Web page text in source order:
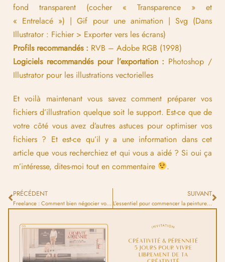
fond transparent (cocher « Transparence » et
« Entrelacé ») | Gif pour une animation | Svg (Dans
Illustrator : Fichier > Exporter vers les écrans)
Profils recommandés : RVB – Adobe RGB (1998)
Logiciels recommandés pour l’exportation : Photoshop /
Illustrator pour les illustrations vectorielles
Et voilà maintenant vous savez comment préparer vos
fichiers d’illustration quelque soit le support. Est-ce que de
votre côté vous avez d’autres astuces pour optimiser vos
fichiers ? Et est-ce qu’il y a une information dans cet
article que vous recherchiez et qui vous a aidé ? Si oui ça
m’intéresse, dites-moi tout en commentaire
.
PRÉCÉDENT
Freelance : Comment bien négocier vos tarifs ?
SUIVANT
L’essentiel pour commencer la peinture à l’huile